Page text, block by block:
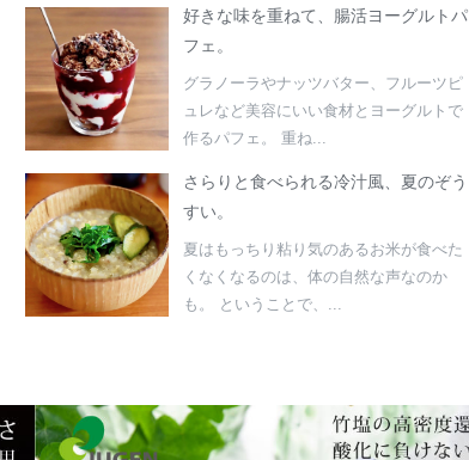
好きな味を重ねて、腸活ヨーグルトパ
フェ。
グラノーラやナッツバター、フルーツピ
ュレなど美容にいい食材とヨーグルトで
作るパフェ。 重ね...
さらりと食べられる冷汁風、夏のぞう
すい。
夏はもっちり粘り気のあるお米が食べた
くなくなるのは、体の自然な声なのか
も。 ということで、...